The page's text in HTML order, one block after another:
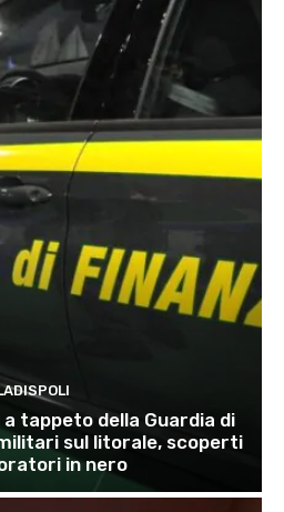
tappeto della Guardia di
sul litorale, scoperti
in nero